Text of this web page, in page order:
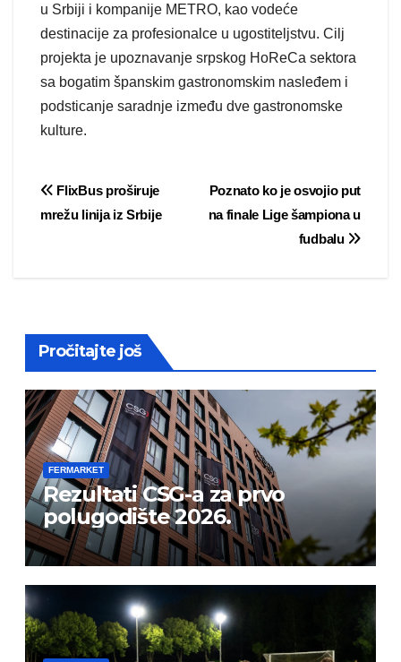
u Srbiji i kompanije METRO, kao vodeće
destinacije za profesionalce u ugostiteljstvu. Cilj
projekta je upoznavanje srpskog HoReCa sektora
sa bogatim španskim gastronomskim nasleđem i
podsticanje saradnje između dve gastronomske
kulture.
Post
navigation
Poznato ko je osvojio put
na finale Lige šampiona u
fudbalu
FlixBus proširuje
mrežu linija iz Srbije
Pročitajte još
FERMARKET
Rezultati CSG-a za prvo
polugodište 2026.